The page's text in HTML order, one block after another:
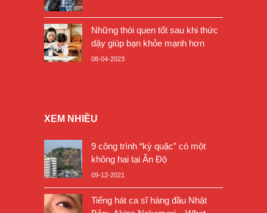
Những thói quen tốt sau khi thức
dậy giúp bạn khỏe mạnh hơn
08-04-2023
XEM NHIỀU
9 công trình “kỳ quặc” có một
không hai tại Ấn Độ
09-12-2021
Tiếng hát ca sĩ hàng đầu Nhật